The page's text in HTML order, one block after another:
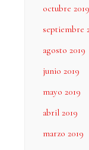
octubre 2019
septiembre
agosto 2019
junio 2019
mayo 2019
abril 2019
marzo 2019